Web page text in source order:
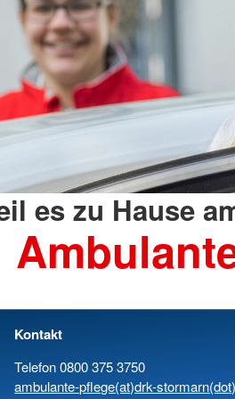
es zu Hause
Kontakt
Telefon 0800 375 3750
ambulante-pflege(at)drk-